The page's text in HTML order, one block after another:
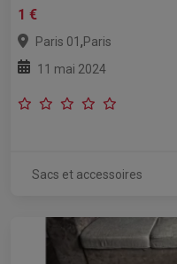
1 €
Paris 01 ,Paris
11 mai 2024
Sacs et accessoires